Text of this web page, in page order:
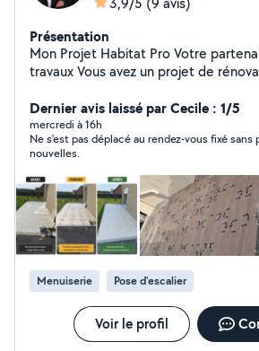
Présentation
Mon Projet Habitat Pro Votre partenaire pour tous vos
travaux Vous avez un projet de rénovation,
accompagnons de l'étude de votre
réalisation, avec un seul interlocuteur
simple, rapide et efficace. Nos prestations : Rénovation
intérieure et extérieure Maçonnerie Terrasse et dallage
Clôture et portail Toiture Peinture Plomberie Électricité
Carrelage et faïence Placo, isolation et finitions
Aménagement extérieur et bien plus
nous faire confiance ? Devis gratuit et sans engagement
Conseils personnalisés selon votre budget
d'artisans qualifiés Travail soigné et respect des délais
Accompagnement du début à la fin
Intervention rapide dans votre secteur. Contactez-
dès aujourd'hui pour obtenir votre
donner vie à vos projets !
Dernier avis laissé par Cecile : 1/5
mercredi à 16h
Ne s'est pas déplacé au rendez-vous fixé sans
nouvelles.
Menuiserie Pose d'escalier
Voir le profil